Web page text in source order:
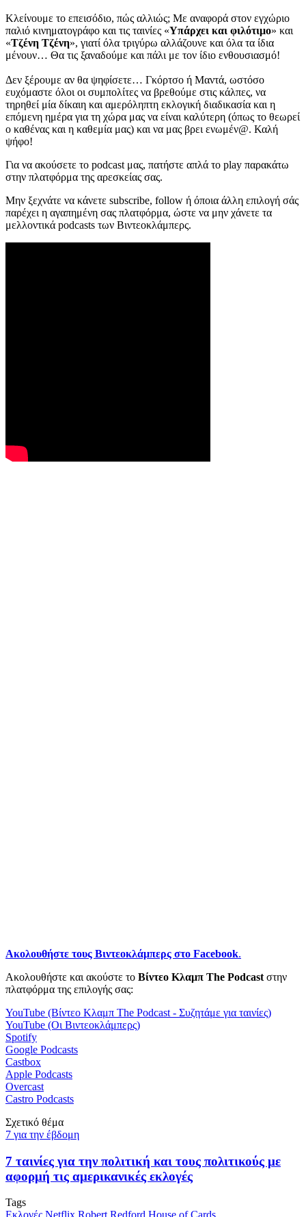
Κλείνουμε το επεισόδιο, πώς αλλιώς; Με αναφορά στον εγχώριο
παλιό κινηματογράφο και τις ταινίες «Υπάρχει και φιλότιμο» και
«Τζένη Τζένη», γιατί όλα τριγύρω αλλάζουνε και όλα τα ίδια
μένουν… Θα τις ξαναδούμε και πάλι με τον ίδιο ενθουσιασμό!
Δεν ξέρουμε αν θα ψηφίσετε… Γκόρτσο ή Μαντά, ωστόσο
ευχόμαστε όλοι οι συμπολίτες να βρεθούμε στις κάλπες, να
τηρηθεί μία δίκαιη και αμερόληπτη εκλογική διαδικασία και η
επόμενη ημέρα για τη χώρα μας να είναι καλύτερη (όπως το θεωρεί
ο καθένας και η καθεμία μας) και να μας βρει ενωμέν@. Καλή
ψήφο!
Για να ακούσετε το podcast μας, πατήστε απλά το play παρακάτω
στην πλατφόρμα της αρεσκείας σας.
Μην ξεχνάτε να κάνετε subscribe, follow ή όποια άλλη επιλογή σάς
παρέχει η αγαπημένη σας πλατφόρμα, ώστε να μην χάνετε τα
μελλοντικά podcasts των Βιντεοκλάμπερς.
Ακολουθήστε τους Βιντεοκλάμπερς στο Facebook.
Ακολουθήστε και ακούστε το Βίντεο Κλαμπ The Podcast στην
πλατφόρμα της επιλογής σας:
YouTube (Βίντεο Κλαμπ The Podcast - Συζητάμε για ταινίες)
YouTube (Οι Βιντεοκλάμπερς)
Spotify
Google Podcasts
Castbox
Apple Podcasts
Overcast
Castro Podcasts
Σχετικό θέμα
7 για την έβδομη
7 ταινίες για την πολιτική και τους πολιτικούς με
αφορμή τις αμερικανικές εκλογές
Tags